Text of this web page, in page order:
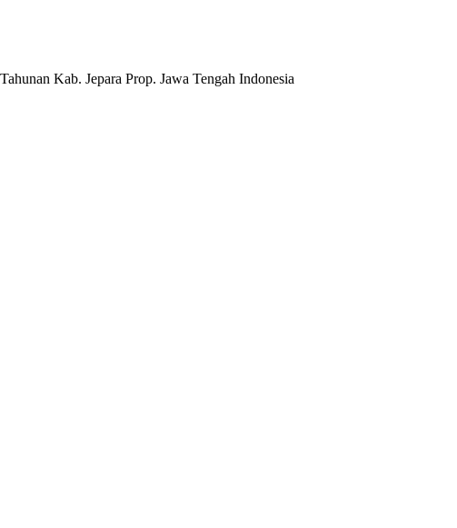
Kab. Jepara Prop. Jawa Tengah Indonesia